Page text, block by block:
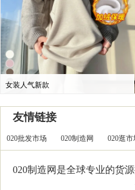
女装人气新款
友情链接
020批发市场 020制造网 020逛市
020制造网是全球专业的货